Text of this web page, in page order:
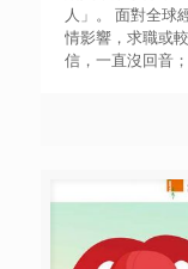
人」。 面對全球
情影響，求職或
信，一直沒回音
年發展多元技能
調整心態。縱然